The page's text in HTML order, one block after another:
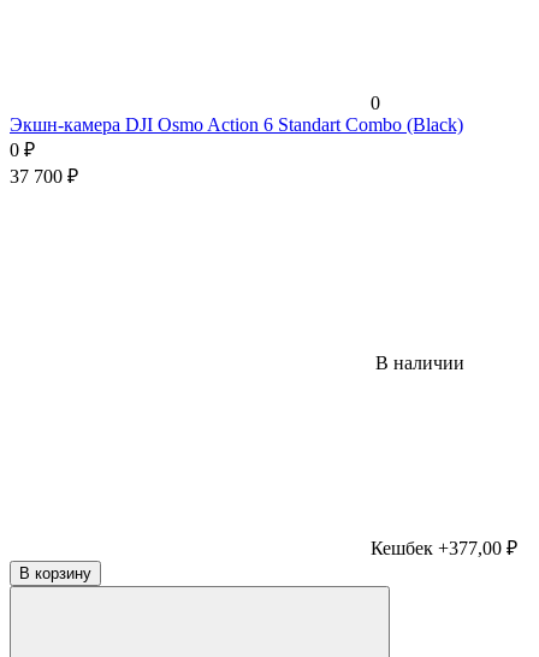
0
Экшн-камера DJI Osmo Action 6 Standart Combo (Black)
0 ₽
37 700 ₽
В наличии
Кешбек +377,00 ₽
В корзину